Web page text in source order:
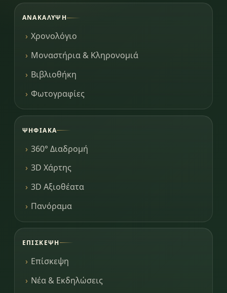
ΑΝΑΚΆΛΥΨΗ
Χρονολόγιο
Μοναστήρια & Κληρονομιά
Βιβλιοθήκη
Φωτογραφίες
ΨΗΦΙΑΚΆ
360° Διαδρομή
3D Χάρτης
3D Αξιοθέατα
Πανόραμα
ΕΠΊΣΚΕΨΗ
Επίσκεψη
Νέα & Εκδηλώσεις